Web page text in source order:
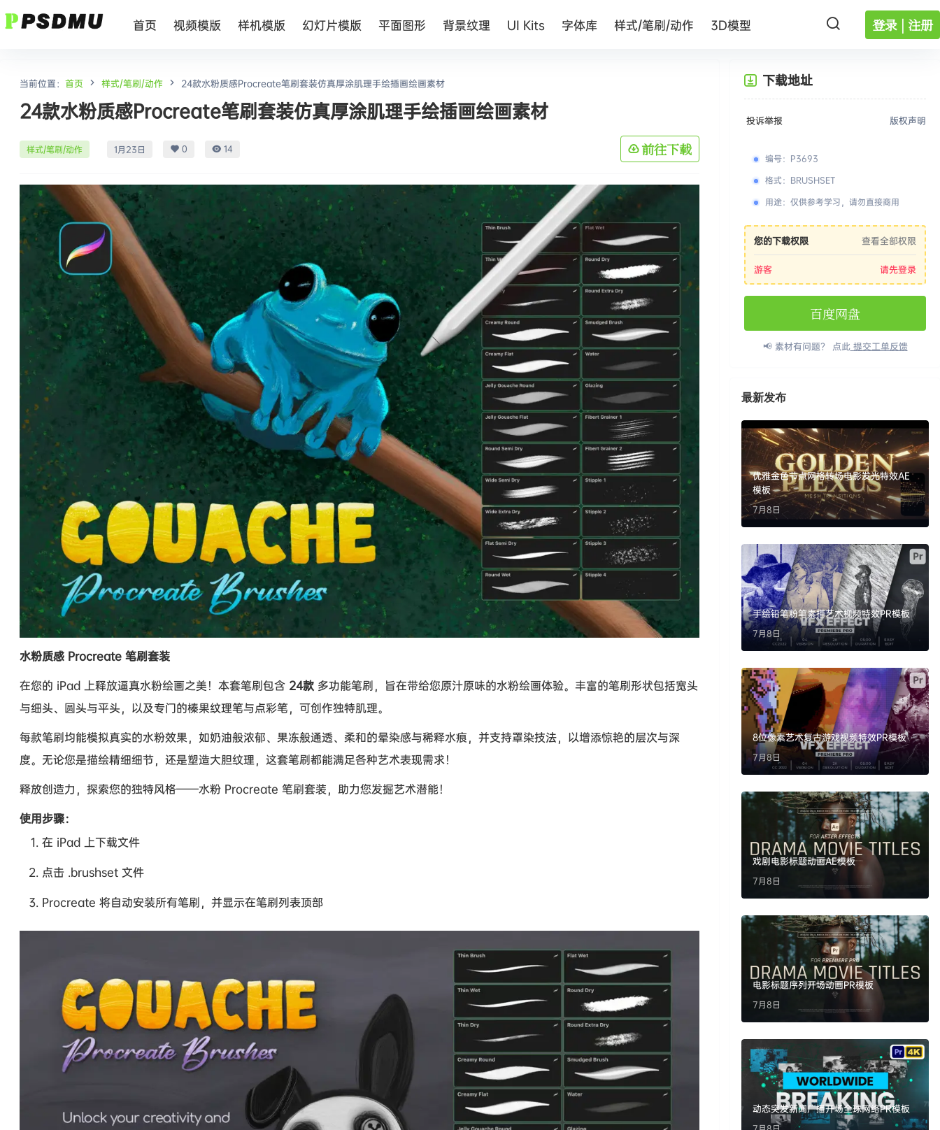
登录 | 注册
首页 视频模版 样机模版 幻灯片模版 平面图形 背景纹理 UI Kits 字体库 样式/笔刷/动作 3D模型
当前位置： 首页 样式/笔刷/动作 24款水粉质感Procreate笔刷套装仿真厚涂肌理手绘插画绘画素材
24款水粉质感Procreate笔刷套装仿真厚涂肌理手绘插画绘画素材
样式/笔刷/动作 1月23日 0 14 前往下载
水粉质感 Procreate 笔刷套装
在您的 iPad 上释放逼真水粉绘画之美！本套笔刷包含 24款 多功能笔刷，旨在带给您原汁原味的水粉绘画体验。丰富的笔刷形状包括宽头
与细头、圆头与平头，以及专门的榛果纹理笔与点彩笔，可创作独特肌理。
每款笔刷均能模拟真实的水粉效果，如奶油般浓郁、果冻般通透、柔和的晕染感与稀释水痕，并支持罩染技法，以增添惊艳的层次与深
度。无论您是描绘精细细节，还是塑造大胆纹理，这套笔刷都能满足各种艺术表现需求！
释放创造力，探索您的独特风格——水粉 Procreate 笔刷套装，助力您发掘艺术潜能！
使用步骤：
在 iPad 上下载文件
点击 .brushset 文件
Procreate 将自动安装所有笔刷，并显示在笔刷列表顶部
下载地址
投诉举报 版权声明
编号： P3693
格式： BRUSHSET
用途： 仅供参考学习，请勿直接商用
您的下载权限 查看全部权限
游客 请先登录
百度网盘
📢 素材有问题？ 点此提交工单反馈
最新发布
优雅金色节点网格转场电影发光特效AE
模板
7月8日
手绘铅笔粉笔素描艺术视频特效PR模板
7月8日
8位像素艺术复古游戏视频特效PR模板
7月8日
戏剧电影标题动画AE模板
7月8日
电影标题序列开场动画PR模板
7月8日
动态突发新闻广播开场全球网络PR模板